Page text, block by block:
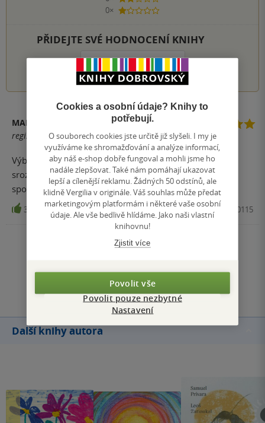
0×
1 hvezdička
PŘIDEJTE SVÉ HODNOCENÍ KNIHY
MARKÉTA
registrovaný uživatel
Výborně napsaná knížka o koučování. Kniha obsahuje
srozumitelnou formou vysvětlené základní principy,
spoustu příkladů a doporučení.
3 Kniha, PORTÁL, 2016, 9788026210115
Zobrazit všechna hodnocení
Přidat hodnocení
Další knihy autora
Cookies a osobní údaje? Knihy to
potřebují.
O souborech cookies jste určitě již slyšeli. I my je
využíváme ke shromažďování a analýze informací,
aby náš e-shop dobře fungoval a mohli jsme ho
nadále zlepšovat. Také nám pomáhají ukazovat
lepší a cílenější reklamu. Žádných 50 odstínů, ale
klidně Vergilia v originále. Váš souhlas může předat
marketingovým platformám i některé vaše osobní
údaje. Ale vše bedlivě hlídáme. Jako naši vlastní
knihovnu!
Zjistit více
Povolit vše
Povolit pouze nezbytné
Nastavení